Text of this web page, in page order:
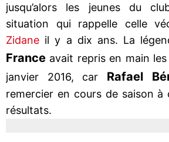
jusqu’alors les jeunes du
situation qui rappelle celle
Zidane il y a dix ans. La
France avait repris en main
janvier 2016, car Rafael
remercier en cours de saison à
résultats.